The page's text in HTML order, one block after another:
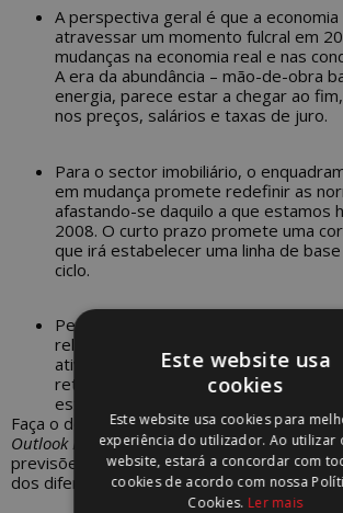
A perspectiva geral é que a
atravessar um momento fulcral em
mudanças na economia real e nas
A era da abundância – mão-de-obra
energia, parece estar a chegar ao
nos preços, salários e taxas de juro.
Para o sector imobiliário, o
em mudança promete redefinir as
afastando-se daquilo a que estamos
2008. O curto prazo promete uma
que irá estabelecer uma linha de
ciclo.
Perspectiva-se que os imóveis
relativamente atrativos em relação a
ativos, mas os investidores terão de
retorno mais baixo, em geral, do que
estado habituados nas últimas duas
Faça o download do relatórioEuropean
Outlook H2 2022e saiba mais sobre a visão
previsões para os próximos anos
dos diferentes mercados e setores na
Este website usa
cookies
Este website usa cookies para
experiência do utilizador. Ao utilizar
website, estará a concordar com
cookies de acordo com nossa
Cookies. Ler mais